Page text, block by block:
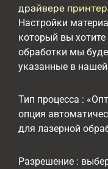
драйвере
Настройки
который вы
обработки мы
указанные в
Тип процесса :
опция
для лазерной
Разрешение :